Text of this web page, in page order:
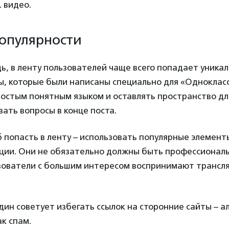
видео.
в ленту пользователей чаще всего попадает
которые были написаны специально для
понятным языком и оставлять пространство
вопросы в конце поста.
в ленту – использовать популярные
Они не обязательно должны быть
с большим интересом воспринимают
советует избегать ссылок на сторонние сайты –
спам.